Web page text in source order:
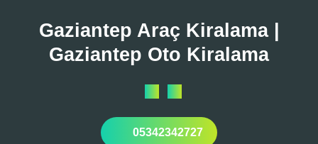
Gaziantep Araç Kiralama |
Gaziantep Oto Kiralama
Open
Button
05342342727